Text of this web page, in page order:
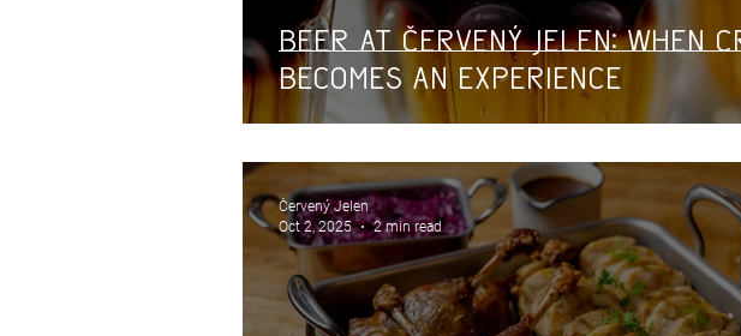
Beer at Červený Jelen: When
Becomes an Experience
Červený Jelen
Oct 2, 2025
2 min read